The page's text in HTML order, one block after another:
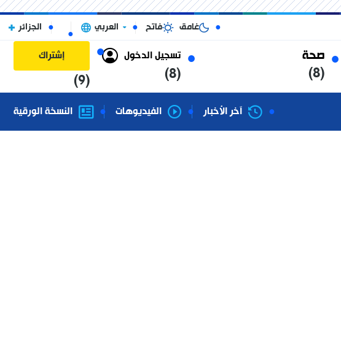
صحة
(8)
تسجيل الدخول
(8)
إشتراك
(9)
غامق فاتح العربي الجزائر
آخر الأخبار الفيديوهات النسخة الورقية